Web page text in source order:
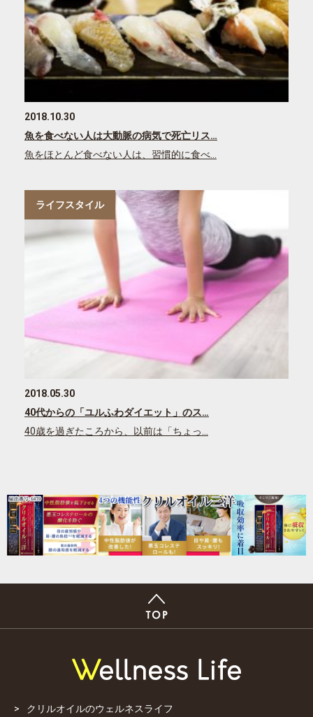
2018.10.30
魚を食べない人は大動脈の病気で死亡リス…
魚をほとんど食べない人は、習慣的に食べ…
ライフスタイル
2018.05.30
40代からの「ユルふわダイエット」のス…
40歳を過ぎたころから、以前は「ちょっ…
クリルオイルのウェルネスライフ